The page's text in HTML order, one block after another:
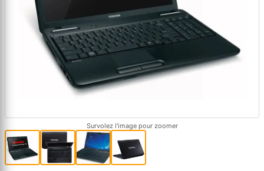
Survolez l'image pour zoomer